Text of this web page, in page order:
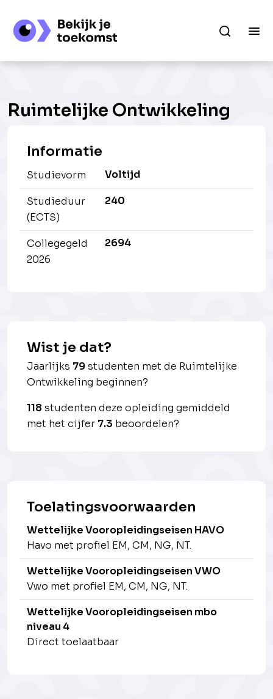
Ruimtelijke Ontwikkeling
Informatie
Studievorm Voltijd
Studieduur
(ECTS)
240
Collegegeld
2026
2694
Wist je dat?
Jaarlijks 79studenten met de Ruimtelijke
Ontwikkeling beginnen?
118 studenten deze opleiding gemiddeld
met het cijfer 7.3 beoordelen?
Toelatingsvoorwaarden
Wettelijke Vooropleidingseisen HAVO
Havo met profiel EM, CM, NG, NT.
Wettelijke Vooropleidingseisen VWO
Vwo met profiel EM, CM, NG, NT.
Wettelijke Vooropleidingseisen mbo
niveau 4
Direct toelaatbaar